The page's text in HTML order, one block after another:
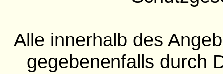
Alle innerhalb des
gegebenenfalls durch